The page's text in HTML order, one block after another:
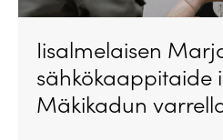
Iisalmelaisen
sähkökaappitaide
Mäkikadun